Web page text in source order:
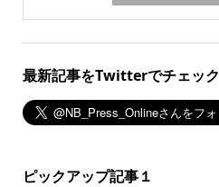
最新記事をTwitterでチェック
ピックアップ記事１